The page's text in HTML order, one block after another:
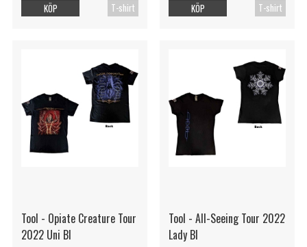
T-shirt
KÖP T-shirt
KÖP
Tool - Opiate Creature Tour
2022 Uni Bl
Tool - All-Seeing Tour 2022
Lady Bl